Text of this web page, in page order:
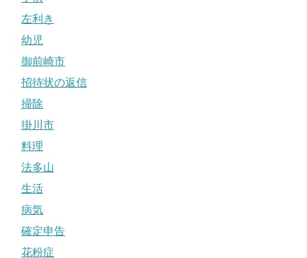
左利き
幼児
御前崎市
招待状の返信
掃除
掛川市
料理
法多山
生活
病気
確定申告
花粉症